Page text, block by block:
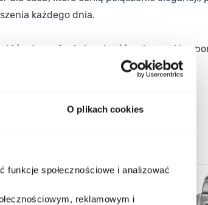
O plikach cookies
społecznościowe i analizować
reklamowym i
każdego dnia.
który łączy funkcjonalność z eleganckim,
do nawigacji karuzeli za pomocą linka